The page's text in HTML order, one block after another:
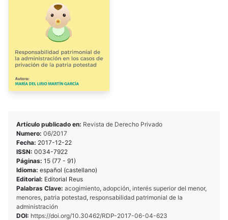
Artículo publicado en: Revista de Derecho Privado
Numero: 06/2017
Fecha: 2017-12-22
ISSN: 0034-7922
Páginas: 15 (77 - 91)
Idioma: español (castellano)
Editorial: Editorial Reus
Palabras Clave: acogimiento, adopción, interés superior del menor,
menores, patria potestad, responsabilidad patrimonial de la
administración
DOI: https://doi.org/10.30462/RDP-2017-06-04-623